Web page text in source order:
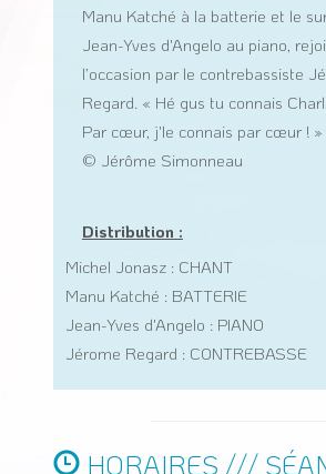
Manu Katché à la batterie et le
Jean-Yves d'Angelo au piano,
l’occasion par le contrebassiste
Regard. « Hé gus tu connais
Par cœur, j'le connais par cœur ! »
© Jérôme Simonneau
Distribution :
Michel Jonasz : CHANT
Manu Katché : BATTERIE
Jean-Yves d'Angelo : PIANO
Jérome Regard : CONTREBASSE
HORAIRES ///